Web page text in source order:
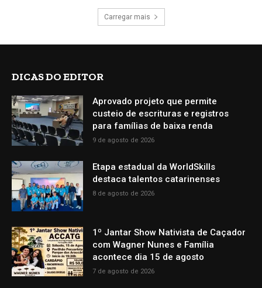
Carregar mais
DICAS DO EDITOR
Aprovado projeto que permite
custeio de escrituras e registros
para famílias de baixa renda
9 de agosto de 2026
Etapa estadual da WorldSkills
destaca talentos catarinenses
8 de agosto de 2026
1º Jantar Show Nativista de Caçador
com Wagner Nunes e Família
acontece dia 15 de agosto
7 de agosto de 2026